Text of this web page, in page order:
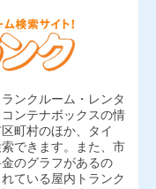
ンクルーム・レンタ
ンテナボックスの情
町村のほか、タイ
できます。また、市
のグラフがあるの
ている屋内トランク